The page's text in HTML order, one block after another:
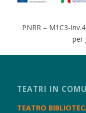
PNRR – M1C3-
per
TEATRI IN
TEATRO